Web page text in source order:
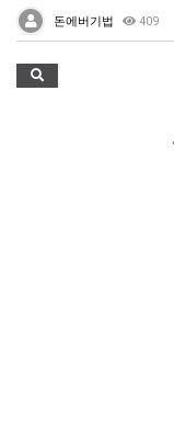
돈에버기법 409